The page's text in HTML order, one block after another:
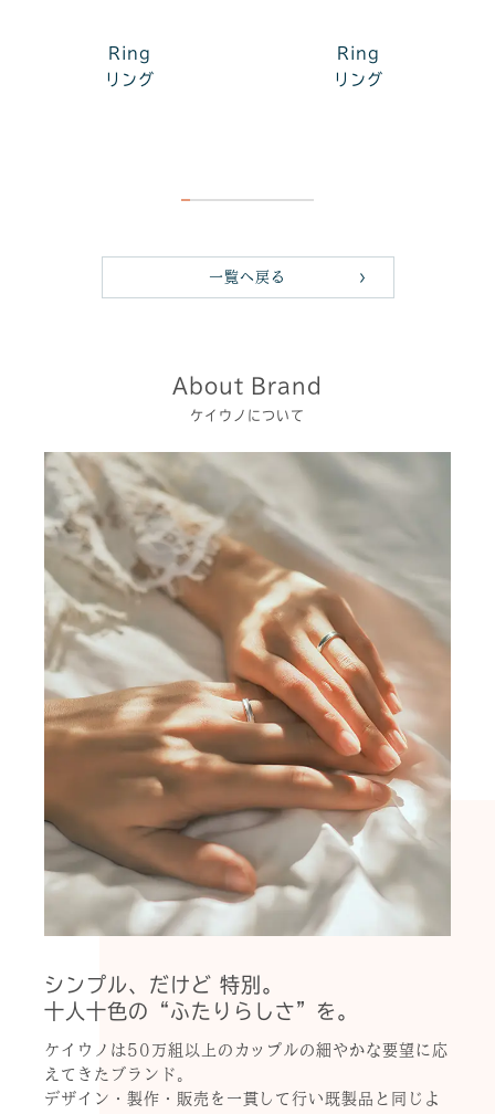
Ring
リング
Ring
リング
一覧へ戻る
About Brand
ケイウノについて
シンプル、だけど 特別。
十人十色の“ふたりらしさ”を。
ケイウノは50万組以上のカップルの細やかな要望に応
えてきたブランド。
デザイン・製作・販売を一貫して行い既製品と同じよ